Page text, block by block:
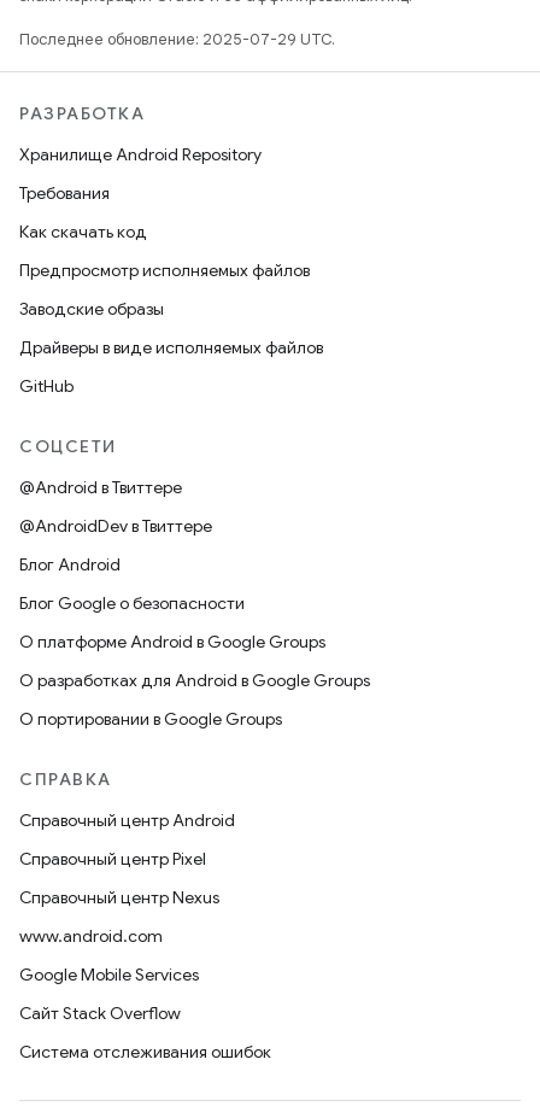
Последнее обновление: 2025-07-29 UTC.
РАЗРАБОТКА
Хранилище Android Repository
Требования
Как скачать код
Предпросмотр исполняемых файлов
Заводские образы
Драйверы в виде исполняемых файлов
GitHub
СОЦСЕТИ
@Android в Твиттере
@AndroidDev в Твиттере
Блог Android
Блог Google о безопасности
О платформе Android в Google Groups
О разработках для Android в Google Groups
О портировании в Google Groups
СПРАВКА
Справочный центр Android
Справочный центр Pixel
Справочный центр Nexus
www.android.com
Google Mobile Services
Сайт Stack Overflow
Система отслеживания ошибок